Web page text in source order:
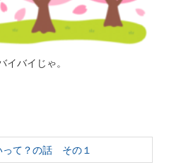
イバイじゃ。
って？の話 その１